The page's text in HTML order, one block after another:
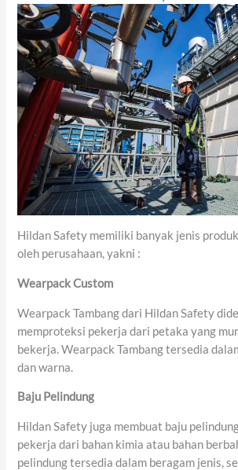
Hildan Safety memiliki banyak jenis
oleh perusahaan, yakni :
Wearpack Custom
Wearpack Tambang dari Hildan Safety
memproteksi pekerja dari petaka yang
bekerja. Wearpack Tambang tersedia
dan warna.
Baju Pelindung
Hildan Safety juga membuat baju
pekerja dari bahan kimia atau bahan
pelindung tersedia dalam beragam jenis,